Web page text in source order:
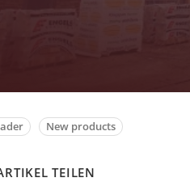
New products
TEILEN